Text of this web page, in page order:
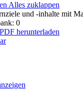
Alles zuklappen
und -inhalte mit
0
herunterladen